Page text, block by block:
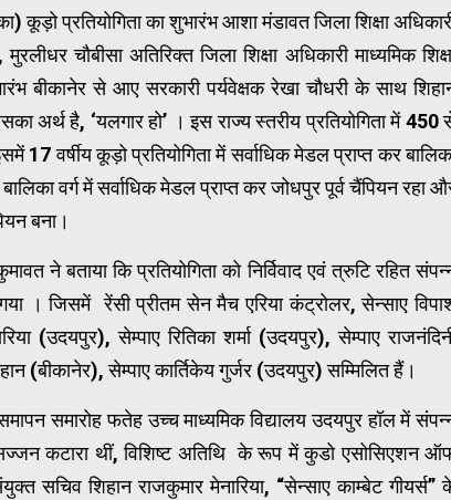
कूड़ो प्रतियोगिता का शुभारंभ आशा मंडावत जिला शिक्षा
चौबीसा अतिरिक्त जिला शिक्षा अधिकारी माध्यमिक
बीकानेर से आए सरकारी पर्यवेक्षक रेखा चौधरी के साथ
अर्थ है, ‘यलगार हो’ । इस राज्य स्तरीय प्रतियोगिता में 450
वर्षीय कूड़ो प्रतियोगिता में सर्वाधिक मेडल प्राप्त कर
वर्ग में सर्वाधिक मेडल प्राप्त कर जोधपुर पूर्व चैंपियन रहा
बना।
ने बताया कि प्रतियोगिता को निर्विवाद एवं त्रुटि रहित
। जिसमें रेंसी प्रीतम सेन मैच एरिया कंट्रोलर, सेन्साए
(उदयपुर), सेम्पाए रितिका शर्मा (उदयपुर), सेम्पाए
(बीकानेर), सेम्पाए कार्तिकेय गुर्जर (उदयपुर) सम्मिलित हैं।
समारोह फतेह उच्च माध्यमिक विद्यालय उदयपुर हॉल में
कटारा थीं, विशिष्ट अतिथि के रूप में कुडो एसोसिएशन
शिहान राजकुमार मेनारिया, “सेन्साए काम्बेट गीयर्स”